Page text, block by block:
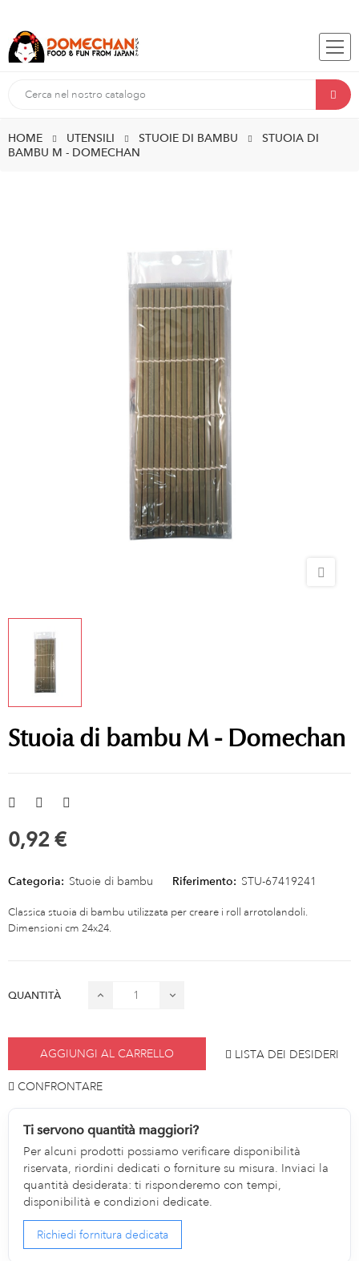
HOME UTENSILI STUOIE DI BAMBU
STUOIA DI
BAMBU M - DOMECHAN
Stuoia di bambu M - Domechan
0,92 €
Categoria: Stuoie di bambu Riferimento: STU-67419241
Classica stuoia di bambu utilizzata per creare i roll arrotolandoli.
Dimensioni cm 24x24.
QUANTITÀ
AGGIUNGI AL CARRELLO LISTA DEI DESIDERI
CONFRONTARE
Ti servono quantità maggiori?
Per alcuni prodotti possiamo verificare disponibilità
riservata, riordini dedicati o forniture su misura. Inviaci la
quantità desiderata: ti risponderemo con tempi,
disponibilità e condizioni dedicate.
Richiedi fornitura dedicata